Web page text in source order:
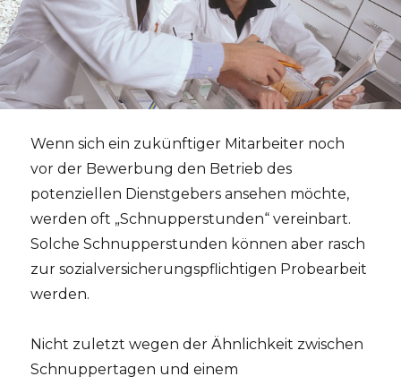
Wenn sich ein zukünftiger Mitarbeiter noch
vor der Bewerbung den Betrieb des
potenziellen Dienstgebers ansehen möchte,
werden oft „Schnupperstunden“ vereinbart.
Solche Schnupperstunden können aber rasch
zur sozialversicherungspflichtigen Probearbeit
werden.
Nicht zuletzt wegen der Ähnlichkeit zwischen
Schnuppertagen und einem